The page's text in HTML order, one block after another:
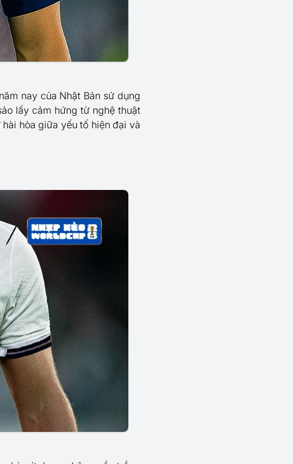
nay của Nhật Bản sử dụng
lấy cảm hứng từ nghệ thuật
hòa giữa yếu tố hiện đại và